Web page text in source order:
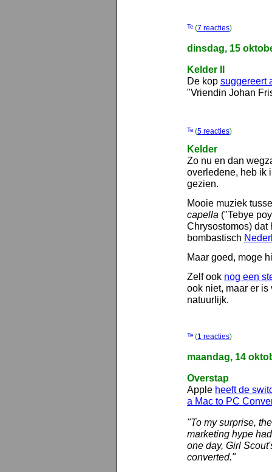
(7 reacties)
dinsdag, 15
Kelder II
De kop suggereert
"Vriendin Johan
(5 reacties)
Kelder
Zo nu en dan
overledene, heb ik
gezien.
Mooie muziek
capella ("Tebye
Chrysostomos)
bombastisch
Maar goed, moge
Zelf ook nog een
ook niet, maar er
natuurlijk.
(1 reacties)
maandag, 14
Overstap
Apple heeft de
a Mac to PC
"To my surprise,
marketing hype
one day, Girl
converted."